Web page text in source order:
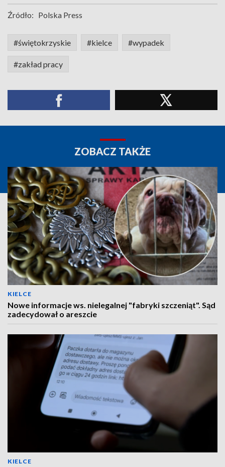
Źródło: Polska Press
#świętokrzyskie #kielce #wypadek
#zakład pracy
ZOBACZ TAKŻE
KIELCE
Nowe informacje ws. nielegalnej "fabryki szczeniąt". Sąd
zadecydował o areszcie
KIELCE